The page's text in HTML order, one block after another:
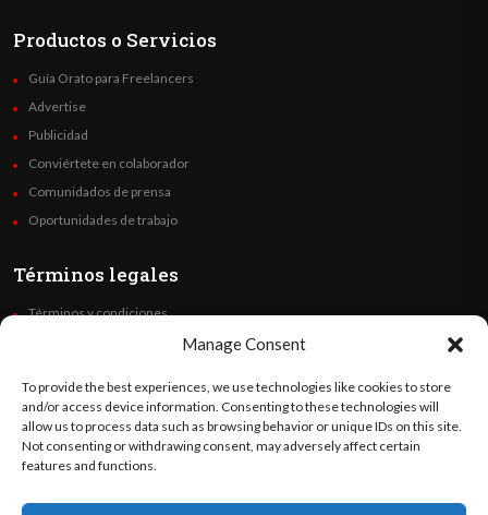
Manage Consent
To provide the best experiences, we use technologies like cookies to store
and/or access device information. Consenting to these technologies will
allow us to process data such as browsing behavior or unique IDs on this site.
Not consenting or withdrawing consent, may adversely affect certain
features and functions.
Productos o Servicios
Guía Orato para Freelancers
Advertise
Publicidad
Conviértete en colaborador
Comunidados de prensa
Oportunidades de trabajo
Términos legales
Términos y condiciones
Code of Ethics
Síguenos